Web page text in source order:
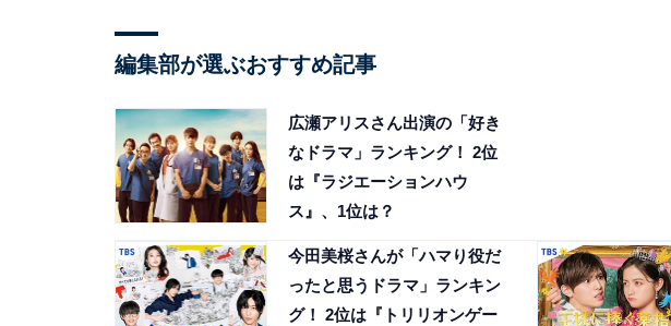
編集部が選ぶおすすめ記事
広瀬アリスさん出演の「好き
なドラマ」ランキング！ 2位
は『ラジエーションハウ
ス』、1位は？
今田美桜さんが「ハマり役だ
ったと思うドラマ」ランキン
グ！ 2位は『トリリオンゲー